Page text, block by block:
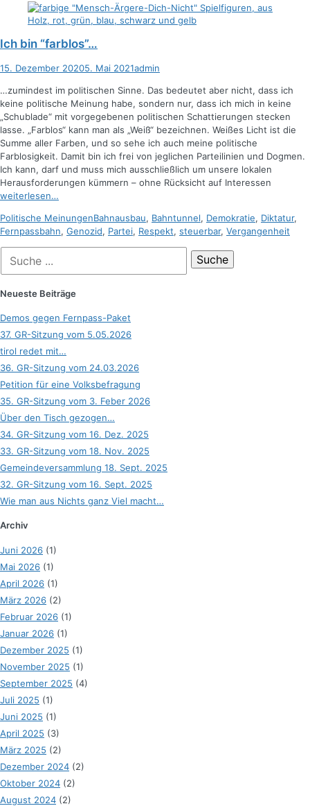
Ich bin “farblos”…
Posted
15. Dezember 20205. Mai 2021Autor
admin
…zumindest im politischen Sinne. Das bedeutet aber nicht, dass ich
keine politische Meinung habe, sondern nur, dass ich mich in keine
„Schublade“ mit vorgegebenen politischen Schattierungen stecken
lasse. „Farblos“ kann man als „Weiß“ bezeichnen. Weißes Licht ist die
Summe aller Farben, und so sehe ich auch meine politische
Farblosigkeit. Damit bin ich frei von jeglichen Parteilinien und Dogmen.
Ich kann, darf und muss mich ausschließlich um unsere lokalen
Herausforderungen kümmern – ohne Rücksicht auf Interessen
weiterlesen…
Kategorien
Politische MeinungenSchlagworte
Bahnausbau, Bahntunnel, Demokratie, Diktatur,
Fernpassbahn, Genozid, Partei, Respekt, steuerbar, Vergangenheit
nach:
Neueste Beiträge
Demos gegen Fernpass-Paket
37. GR-Sitzung vom 5.05.2026
tirol redet mit…
36. GR-Sitzung vom 24.03.2026
Petition für eine Volksbefragung
35. GR-Sitzung vom 3. Feber 2026
Über den Tisch gezogen…
34. GR-Sitzung vom 16. Dez. 2025
33. GR-Sitzung vom 18. Nov. 2025
Gemeindeversammlung 18. Sept. 2025
32. GR-Sitzung vom 16. Sept. 2025
Wie man aus Nichts ganz Viel macht…
Archiv
Juni 2026 (1)
Mai 2026 (1)
April 2026 (1)
März 2026 (2)
Februar 2026 (1)
Januar 2026 (1)
Dezember 2025 (1)
November 2025 (1)
September 2025 (4)
Juli 2025 (1)
Juni 2025 (1)
April 2025 (3)
März 2025 (2)
Dezember 2024 (2)
Oktober 2024 (2)
August 2024 (2)